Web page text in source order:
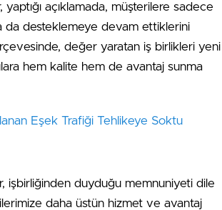
açıklamada, müşterilere sadece
da desteklemeye devam ettiklerini
değer yaratan iş birlikleri yeni
hem kalite hem de avantaj sunma
Eşek Trafiği Tehlikeye Soktu
işbirliğinden duyduğu memnuniyeti dile
daha üstün hizmet ve avantaj